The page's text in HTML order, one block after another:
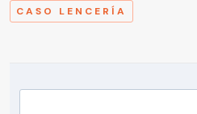
CASO LENCERÍA